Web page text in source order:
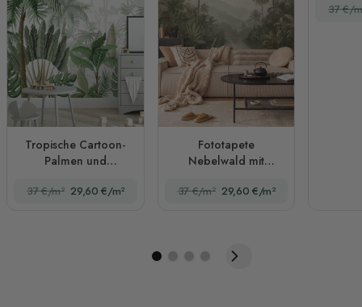
Tropische Cartoon-
Palmen und
Fototapete
37 €/m² 29,60 €/m²
Fototapete
Nebelwald mit
und Fluss
37 €/m² 29,60 €/m²
37 €/